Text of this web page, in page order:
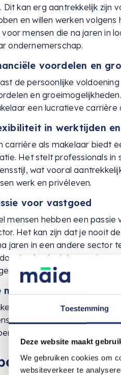
Toestemming
Deze website maakt
We gebruiken cookies om
websiteverkeer te
Dit kan erg aantrekkelijk zijn
en willen werken
voor mensen die na jaren in
ondernemerschap.
voordelen en
de persoonlijke
en
een lucratieve carrière
in werktijden
carrière als makelaar biedt
Het stelt professionals in
wat vooral
werk en privéleven.
voor vastgoed
mensen hebben een
Het kan zijn dat je nooit
jaren in een andere sector
haalt uit het werken
te werken met
mogelijkheid om met
hebben de unieke
en hen te helpen bij een
van een huis. Deze
op de